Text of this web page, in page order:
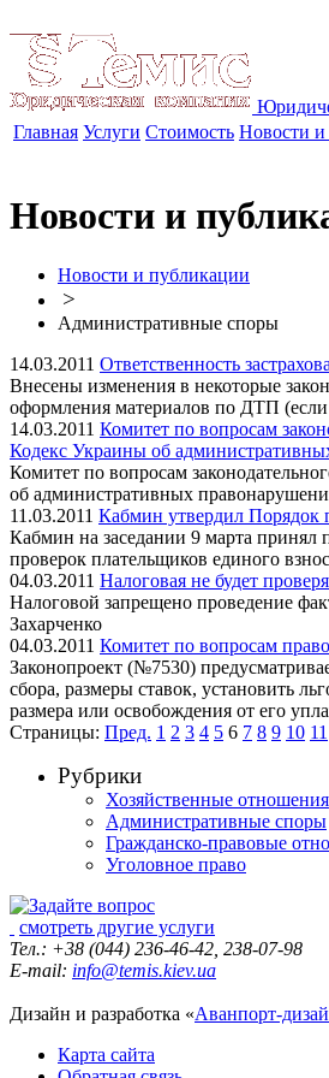
Главная Услуги Стоимость Новости
Новости и
Новости и публикации
>
Административные споры
14.03.2011 Ответственность
Внесены изменения в некоторые
оформления материалов по ДТП
14.03.2011 Комитет по вопросам
Кодекс Украины об
Комитет по вопросам
об административных
11.03.2011 Кабмин утвердил
Кабмин на заседании 9 марта
проверок плательщиков единого
04.03.2011 Налоговая не будет
Налоговой запрещено проведение
Захарченко
04.03.2011 Комитет по вопросам
Законопроект (№7530)
сбора, размеры ставок, установить
размера или освобождения от его
Страницы: Пред. 1 2 3 4 5 6 7 8 9 10 11
Рубрики
Хозяйственные отношения
Административные споры
Гражданско-правовые
Уголовное право
смотреть другие услуги
Тел.: +38 (044) 236-46-42, 238-07-98
E-mail: info@temis.kiev.ua
Дизайн и разработка «Аванпорт-
Карта сайта